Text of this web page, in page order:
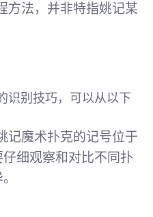
方法，并非特指姚记某
识别技巧，可以从以下
记魔术扑克的记号位于
细观察和对比不同扑